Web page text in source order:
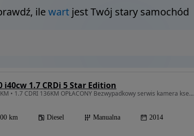
ilewartjest Twój stary samochód
i40cw 1.7 CRDi 5 Star Edition
1685 cm3 • 136 KM • 1.7 CDRI 136KM OPŁACONY Bezwypadkowy serwis kamera ksenony
km Diesel Manualna 2014